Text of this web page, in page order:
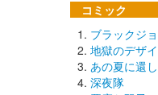
コミック
ブラックジ
地獄のデザ
あの夏に還
深夜隊